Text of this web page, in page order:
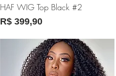
Visualização rápida
HAF WIG Top Black #2
Preço
R$ 399,90